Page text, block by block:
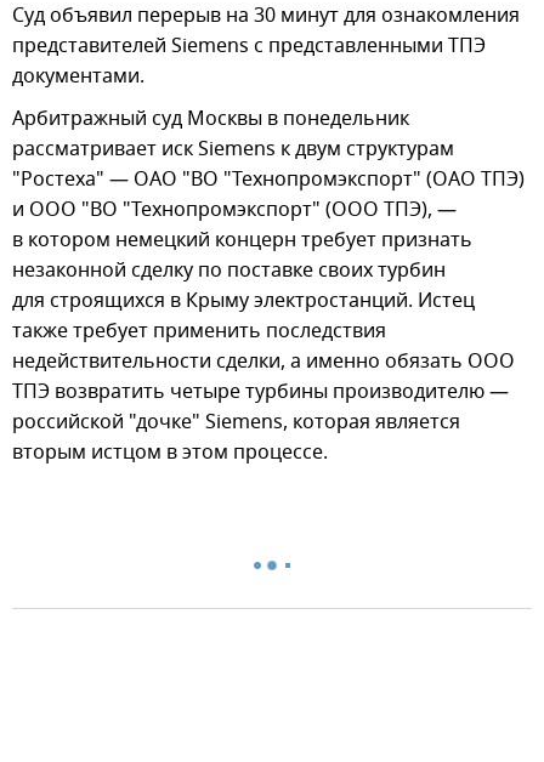
Суд объявил перерыв на 30 минут для ознакомления
представителей Siemens с представленными ТПЭ
документами.
Арбитражный суд Москвы в понедельник
рассматривает иск Siemens к двум структурам
"Ростеха" — ОАО "ВО "Технопромэкспорт" (ОАО ТПЭ)
и ООО "ВО "Технопромэкспорт" (ООО ТПЭ), —
в котором немецкий концерн требует признать
незаконной сделку по поставке своих турбин
для строящихся в Крыму электростанций. Истец
также требует применить последствия
недействительности сделки, а именно обязать ООО
ТПЭ возвратить четыре турбины производителю —
российской "дочке" Siemens, которая является
вторым истцом в этом процессе.